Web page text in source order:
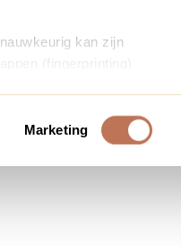
kan zijn
(fingerprinting)
Marketing